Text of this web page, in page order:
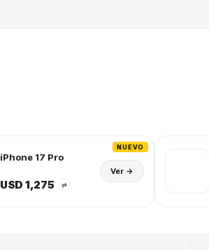
NUEVO
iPhone 17 Pro
USD 1,275 ⇄
Ver →